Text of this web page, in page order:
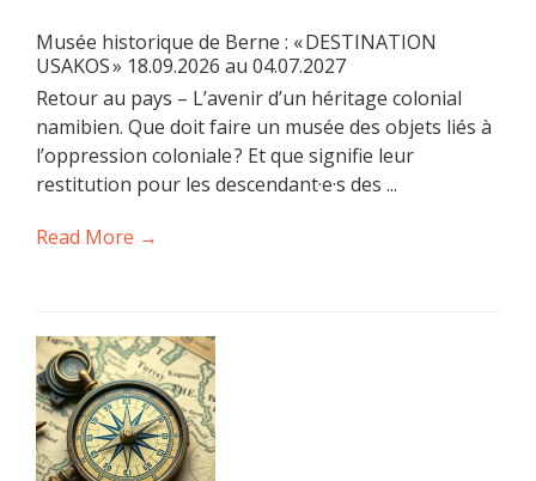
Musée historique de Berne : « DESTINATION
USAKOS » 18.09.2026 au 04.07.2027
Retour au pays – L’avenir d’un héritage colonial
namibien. Que doit faire un musée des objets liés à
l’oppression coloniale ? Et que signifie leur
restitution pour les descendant·e·s des ...
Read More →